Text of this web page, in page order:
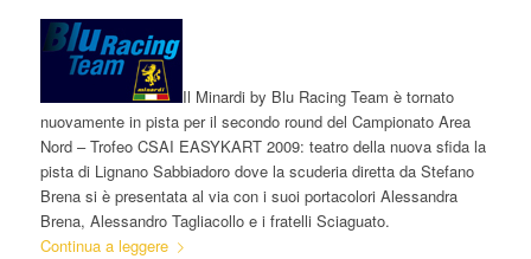
Il Minardi by Blu Racing Team è tornato
nuovamente in pista per il secondo round del Campionato Area
Nord – Trofeo CSAI EASYKART 2009: teatro della nuova sfida la
pista di Lignano Sabbiadoro dove la scuderia diretta da Stefano
Brena si è presentata al via con i suoi portacolori Alessandra
Brena, Alessandro Tagliacollo e i fratelli Sciaguato.
Continua a leggere